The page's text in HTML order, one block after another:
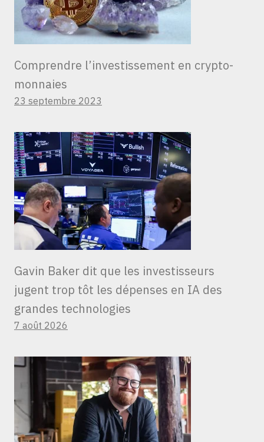
Comprendre l’investissement en crypto-
monnaies
23 septembre 2023
Gavin Baker dit que les investisseurs
jugent trop tôt les dépenses en IA des
grandes technologies
7 août 2026